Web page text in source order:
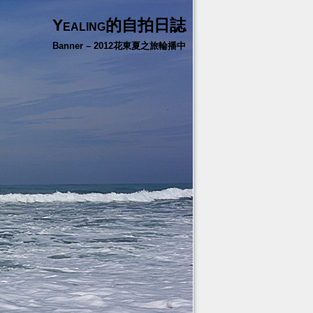
Yealing的自拍日誌
Banner – 2012花東夏之旅輪播中